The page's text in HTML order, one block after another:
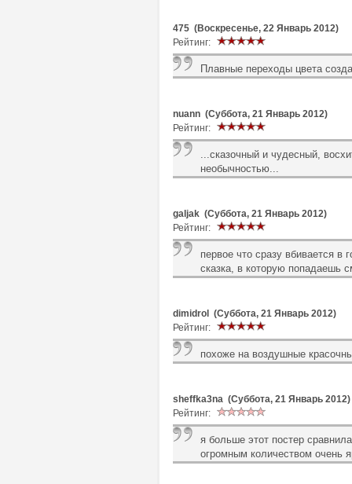
475 (Воскресенье, 22 Январь 2012)
Рейтинг:
Плавные переходы цвета
nuann (Суббота, 21 Январь 2012)
Рейтинг:
...сказочный и чудесный,
необычностью...
galjak (Суббота, 21 Январь 2012)
Рейтинг:
первое что сразу вбивается в
сказка, в которую попадаешь
dimidrol (Суббота, 21 Январь 2012)
Рейтинг:
похоже на воздушные
sheffka3na (Суббота, 21 Январь 2012)
Рейтинг:
я больше этот постер
огромным количеством очень